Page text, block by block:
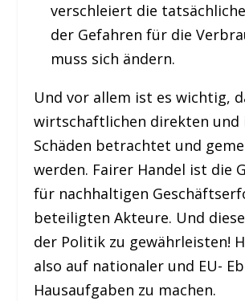
verschleiert die
der Gefahren für die
muss sich ändern.
Und vor allem ist es wichtig,
wirtschaftlichen direkten und
Schäden betrachtet und
werden. Fairer Handel ist die
für nachhaltigen
beteiligten Akteure. Und
der Politik zu gewährleisten!
also auf nationaler und EU-
Hausaufgaben zu machen.